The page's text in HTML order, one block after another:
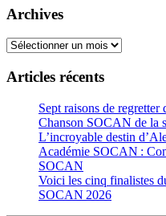
Archives
Archives
Articles récents
Sept raisons de regretter
Chanson SOCAN de la
L’incroyable destin
Académie SOCAN :
SOCAN
Voici les cinq finalistes
SOCAN 2026